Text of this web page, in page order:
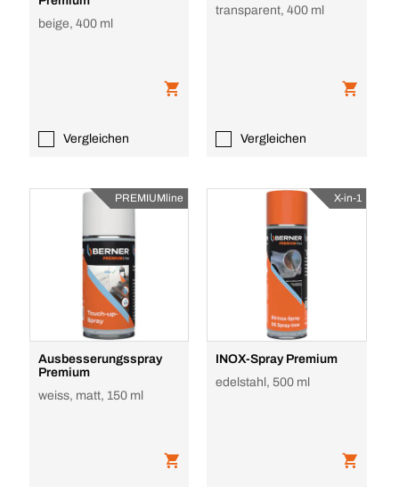
beige, 400 ml
Vergleichen
transparent, 400 ml
Vergleichen
PREMIUMline
Ausbesserungsspray
Premium
weiss, matt, 150 ml
X-in-1
INOX-Spray Premium
edelstahl, 500 ml